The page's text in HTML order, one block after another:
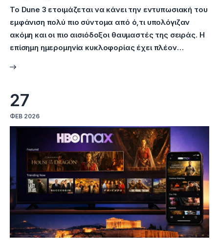
Το Dune 3 ετοιμάζεται να κάνει την εντυπωσιακή του
εμφάνιση πολύ πιο σύντομα από ό,τι υπολόγιζαν
ακόμη και οι πιο αισιόδοξοι θαυμαστές της σειράς. Η
επίσημη ημερομηνία κυκλοφορίας έχει πλέον…
27
ΦΕΒ 2026